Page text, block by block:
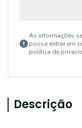
As informações
possa entrar em
política de
Descrição